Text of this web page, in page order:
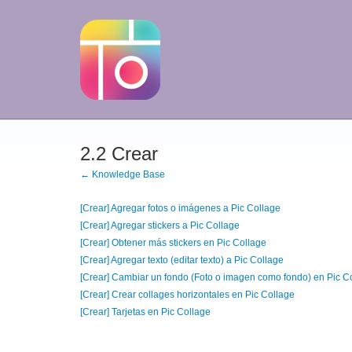
2.2 Crear
← Knowledge Base
[Crear] Agregar fotos o imágenes a Pic Collage
[Crear] Agregar stickers a Pic Collage
[Crear] Obtener más stickers en Pic Collage
[Crear] Agregar texto (editar texto) a Pic Collage
[Crear] Cambiar un fondo (Foto o imagen como fondo) en Pic
[Crear] Crear collages horizontales en Pic Collage
[Crear] Tarjetas en Pic Collage